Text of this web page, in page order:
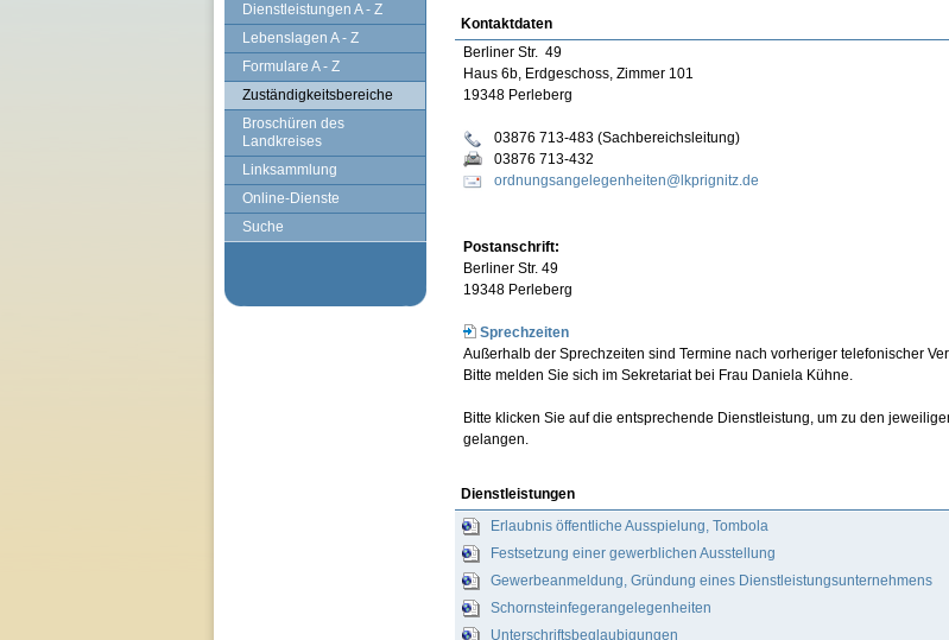
Dienstleistungen A - Z
Lebenslagen A - Z
Formulare A - Z
Zuständigkeitsbereiche
Broschüren des
Landkreises
Linksammlung
Online-Dienste
Suche
Kontaktdaten
Berliner Str. 49
Haus 6b, Erdgeschoss, Zimmer 101
19348 Perleberg
03876 713-483 (Sachbereichsleitung)
03876 713-432
ordnungsangelegenheiten@lkprignitz.de
Postanschrift:
Berliner Str. 49
19348 Perleberg
Sprechzeiten
Außerhalb der Sprechzeiten sind Termine nach vorheriger telefonischer
Bitte melden Sie sich im Sekretariat bei Frau Daniela Kühne.
Bitte klicken Sie auf die entsprechende Dienstleistung, um zu den
gelangen.
Dienstleistungen
Erlaubnis öffentliche Ausspielung, Tombola
Festsetzung einer gewerblichen Ausstellung
Gewerbeanmeldung, Gründung eines Dienstleistungsunternehmens
Schornsteinfegerangelegenheiten
Unterschriftsbeglaubigungen